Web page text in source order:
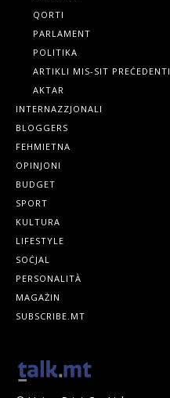
QORTI
PARLAMENT
POLITIKA
ARTIKLI MIS-SIT PREĊEDENTI
AKTAR
INTERNAZZJONALI
BLOGGERS
FEHMIETNA
OPINJONI
BUDGET
SPORT
KULTURA
LIFESTYLE
SOĊJAL
PERSONALITÀ
MAGAŻIN
SUBSCRIBE.MT